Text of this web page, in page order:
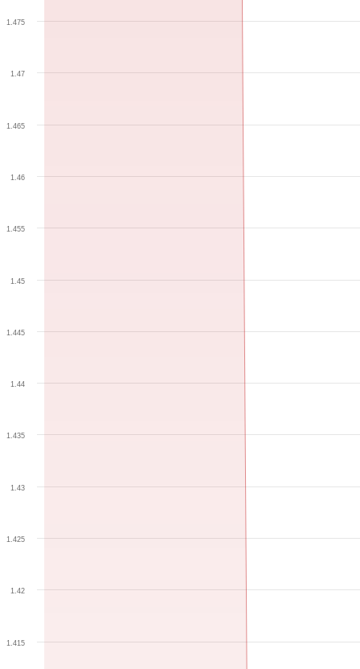
1.42
1.43
1.44
1.45
1.46
1.47
1.415
1.425
1.435
1.445
1.455
1.465
1.475